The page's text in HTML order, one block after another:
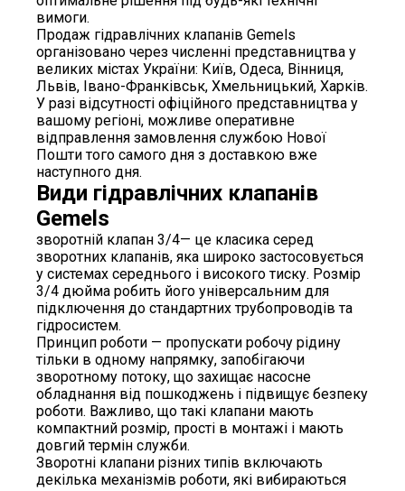
вимоги.
Продаж гідравлічних клапанів Gemels
організовано через численні представництва у
великих містах України: Київ, Одеса, Вінниця,
Львів, Івано-Франківськ, Хмельницький, Харків.
У разі відсутності офіційного представництва у
вашому регіоні, можливе оперативне
відправлення замовлення службою Нової
Пошти того самого дня з доставкою вже
наступного дня.
Види гідравлічних клапанів
Gemels
зворотній клапан 3/4— це класика серед
зворотних клапанів, яка широко застосовується
у системах середнього і високого тиску. Розмір
3/4 дюйма робить його універсальним для
підключення до стандартних трубопроводів та
гідросистем.
Принцип роботи — пропускати робочу рідину
тільки в одному напрямку, запобігаючи
зворотному потоку, що захищає насосне
обладнання від пошкоджень і підвищує безпеку
роботи. Важливо, що такі клапани мають
компактний розмір, прості в монтажі і мають
довгий термін служби.
Зворотні клапани різних типів включають
декілька механізмів роботи, які вибираються